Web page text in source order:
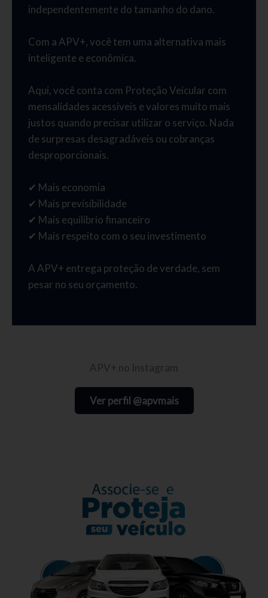
independentemente do tamanho do dano.
Com a APV+, você tem uma alternativa mais
inteligente e econômica.
Aqui, você conta com Proteção Veicular com
mensalidades acessíveis e valores muito mais
justos quando precisar utilizar o serviço. Nada
de surpresas desagradáveis ou cobranças
desproporcionais.
✔ Mais economia
✔ Mais previsibilidade
✔ Mais equilíbrio financeiro
✔ Mais respeito com o seu investimento
A APV+ entrega proteção de verdade, sem
pesar no seu orçamento.
APV+ no Instagram
Ver perfil @apvmais